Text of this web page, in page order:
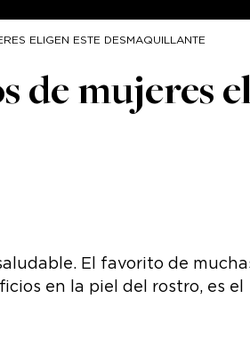
ELIGEN ESTE DESMAQUILLANTE
de mujeres
El favorito de
en la piel del rostro, es el